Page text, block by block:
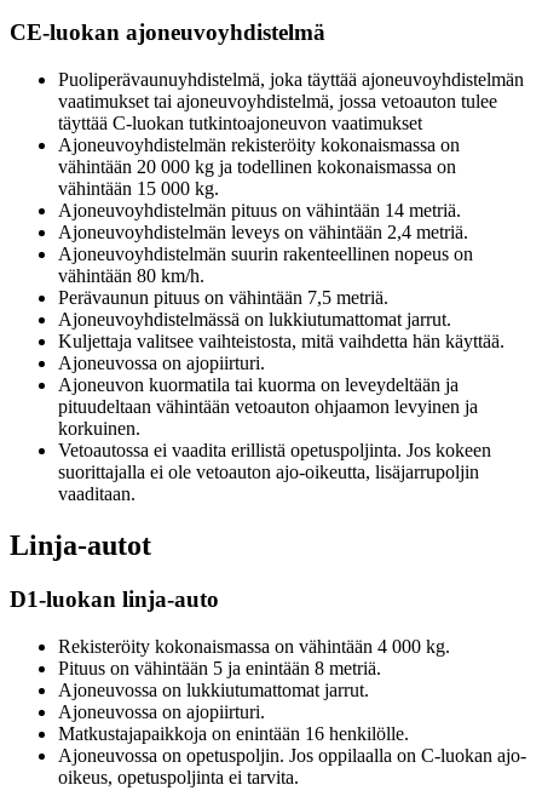
CE-luokan ajoneuvoyhdistelmä
Puoliperävaunuyhdistelmä, joka täyttää ajoneuvoyhdistelmän
vaatimukset tai ajoneuvoyhdistelmä, jossa vetoauton tulee
täyttää C-luokan tutkintoajoneuvon vaatimukset
Ajoneuvoyhdistelmän rekisteröity kokonaismassa on
vähintään 20 000 kg ja todellinen kokonaismassa on
vähintään 15 000 kg.
Ajoneuvoyhdistelmän pituus on vähintään 14 metriä.
Ajoneuvoyhdistelmän leveys on vähintään 2,4 metriä.
Ajoneuvoyhdistelmän suurin rakenteellinen nopeus on
vähintään 80 km/h.
Perävaunun pituus on vähintään 7,5 metriä.
Ajoneuvoyhdistelmässä on lukkiutumattomat jarrut.
Kuljettaja valitsee vaihteistosta, mitä vaihdetta hän käyttää.
Ajoneuvossa on ajopiirturi.
Ajoneuvon kuormatila tai kuorma on leveydeltään ja
pituudeltaan vähintään vetoauton ohjaamon levyinen ja
korkuinen.
Vetoautossa ei vaadita erillistä opetuspoljinta. Jos kokeen
suorittajalla ei ole vetoauton ajo-oikeutta, lisäjarrupoljin
vaaditaan.
Linja-autot
D1-luokan linja-auto
Rekisteröity kokonaismassa on vähintään 4 000 kg.
Pituus on vähintään 5 ja enintään 8 metriä.
Ajoneuvossa on lukkiutumattomat jarrut.
Ajoneuvossa on ajopiirturi.
Matkustajapaikkoja on enintään 16 henkilölle.
Ajoneuvossa on opetuspoljin. Jos oppilaalla on C-luokan ajo-
oikeus, opetuspoljinta ei tarvita.